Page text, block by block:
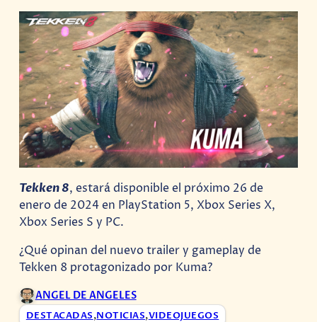
Tekken 8, estará disponible el próximo 26 de
enero de 2024 en PlayStation 5, Xbox Series X,
Xbox Series S y PC.
¿Qué opinan del nuevo trailer y gameplay de
Tekken 8 protagonizado por Kuma?
ANGEL DE ANGELES
DESTACADAS,NOTICIAS,VIDEOJUEGOS